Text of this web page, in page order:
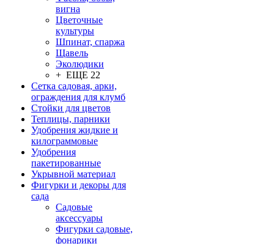
вигна
Цветочные
культуры
Шпинат, спаржа
Щавель
Эколюдики
+ ЕЩЕ 22
Сетка садовая, арки,
ограждения для клумб
Стойки для цветов
Теплицы, парники
Удобрения жидкие и
килограммовые
Удобрения
пакетированные
Укрывной материал
Фигурки и декоры для
сада
Садовые
аксессуары
Фигурки садовые,
фонарики